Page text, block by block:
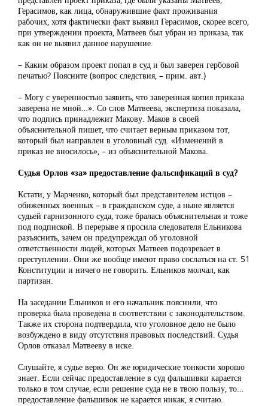
Герасимов, как лица, обнаружившие факт проживания
рабочих, хотя фактически факт выявил Герасимов, скорее всего,
при утверждении проекта, Матвеев был убран из приказа, так
как он не выявил данное нарушение.
– Каким образом проект попал в суд и был заверен гербовой
печатью? Поясните (вопрос следствия, – прим. авт.)
– Могу с уверенностью заявить, что заверенная копия приказа
заверена не мной…». Со слов Матвеева, экспертиза показала,
что подпись принадлежит Макову. Маков в своей
объяснительной пишет, что считает верным приказом тот,
который был направлен в уголовный суд. «Изменений в
приказ не вносилось», – из объяснительной Макова.
Судья Орлов «за» предоставление фальсификаций в суд?
Кстати, у Марченко, который был представителем истцов –
обиженных военных – в гражданском суде, а ныне является
судьей гарнизонного суда, тоже бралась объяснительная и тоже
под подпиской. В перерыве я просила следователя Ельникова
разъяснить, зачем он предупреждал об уголовной
ответственности людей, которых Матвеев подозревает в
преступлении. Они же вообще имеют право сослаться на ст. 51
Конституции и ничего не говорить. Ельников молчал, как
партизан.
На заседании Ельников и его начальник пояснили, что
проверка была проведена в соответствии с законодательством.
Также их сторона подтвердила, что уголовное дело не было
возбуждено в виду отсутствия правовых последствий. Судья
Орлов отказал Матвееву в иске.
Слушайте, я судье верю. Он же юридические тонкости хорошо
знает. Если сейчас предоставление в суд фальшивки карается
только в том случае, если решение суда не в твою пользу, то…
предоставление фальшивок не карается никак, я считаю.